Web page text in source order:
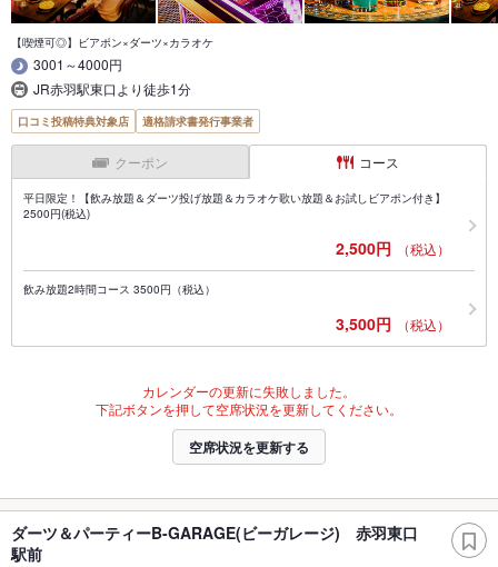
【喫煙可◎】ビアポン×ダーツ×カラオケ
3001～4000円
JR赤羽駅東口より徒歩1分
口コミ投稿特典対象店 適格請求書発行事業者
クーポン コース
平日限定！【飲み放題＆ダーツ投げ放題＆カラオケ歌い放題＆お試しビアポン付き】
2500円(税込)
2,500円 （税込）
飲み放題2時間コース 3500円（税込）
3,500円 （税込）
カレンダーの更新に失敗しました。
下記ボタンを押して空席状況を更新してください。
空席状況を更新する
ダーツ＆パーティーB-GARAGE(ビーガレージ) 赤羽東口
駅前